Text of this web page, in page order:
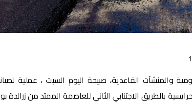
والمنشآت القاعدية، صبيحة اليوم السبت ، عملية
بالطريق الاجتنابي الثاني للعاصمة الممتد من زرالدة